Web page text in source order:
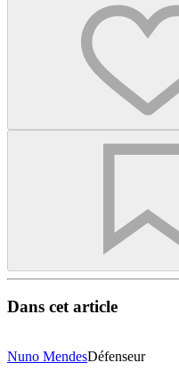
Dans cet article
Nuno MendesDéfenseur